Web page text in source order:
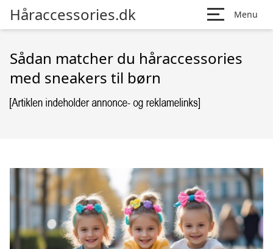
Håraccessories.dk Menu
Sådan matcher du håraccessories
med sneakers til børn